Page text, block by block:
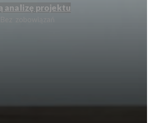
analizę projektu